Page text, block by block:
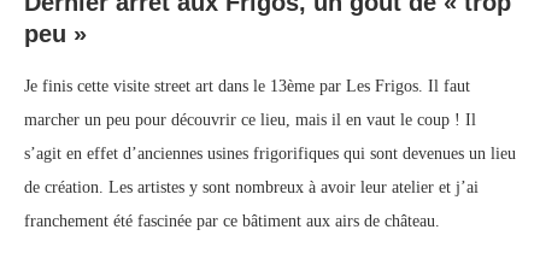
peu »
Je finis cette visite street art dans le 13ème par Les Frigos. Il faut
marcher un peu pour découvrir ce lieu, mais il en vaut le coup ! Il
s’agit en effet d’anciennes usines frigorifiques qui sont devenues un lieu
de création. Les artistes y sont nombreux à avoir leur atelier et j’ai
franchement été fascinée par ce bâtiment aux airs de château.